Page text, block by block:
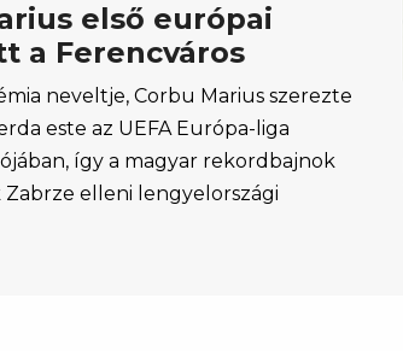
első európai
a Ferencváros
neveltje, Corbu Marius szerezte
este az UEFA Európa-liga
így a magyar rekordbajnok
Zabrze elleni lengyelországi